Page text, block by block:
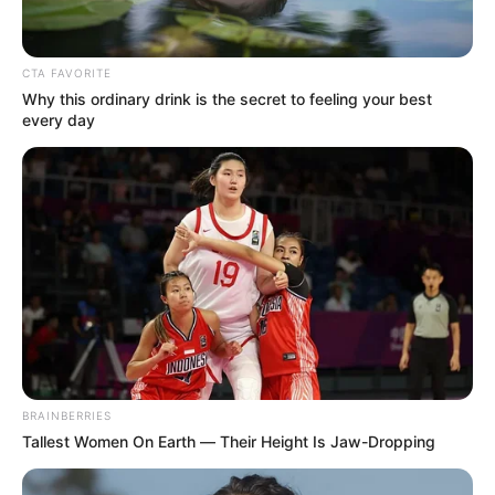
ACTIVAR AHORA
TEMAS DESTACADOS
EMERGENCIAS POR LLUVIAS
METRO DE MEDELLÍN
ELECCIONES PRESIDENCIALES
MARINILLA - ANTIOQUIA
EPM
YONDÓ - ANTIOQUIA
RIONEGRO
CTA FAVORITE
Why this ordinary drink is the secret to feeling your best
every day
BRAINBERRIES
Tallest Women On Earth — Their Height Is Jaw-Dropping